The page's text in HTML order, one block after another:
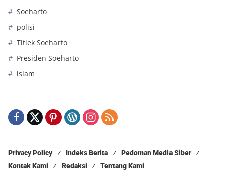
Soeharto
polisi
Titiek Soeharto
Presiden Soeharto
islam
Privacy Policy Indeks Berita
Pedoman Media Siber
Kontak Kami
Redaksi Tentang Kami